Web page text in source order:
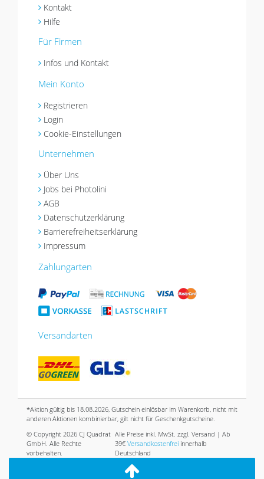
Kontakt
Hilfe
Für Firmen
Infos und Kontakt
Mein Konto
Registrieren
Login
Cookie-Einstellungen
Unternehmen
Über Uns
Jobs bei Photolini
AGB
Datenschutzerklärung
Barrierefreiheitserklärung
Impressum
Zahlungarten
Versandarten
*Aktion gültig bis 18.08.2026, Gutschein einlösbar im Warenkorb, nicht mit
anderen Aktionen kombinierbar, gilt nicht für Geschenkgutscheine.
© Copyright 2026 CJ Quadrat
GmbH. Alle Rechte
vorbehalten.
Alle Preise inkl. MwSt. zzgl. Versand | Ab
39€Versandkostenfrei innerhalb
Deutschland